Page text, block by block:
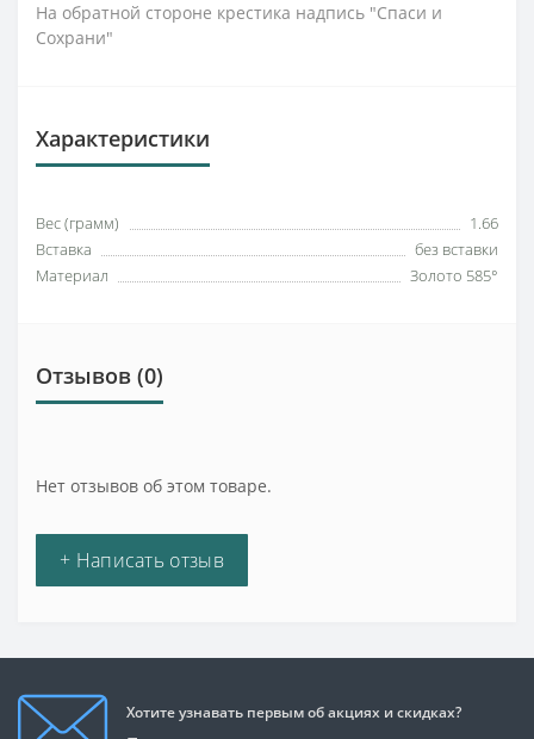
На обратной стороне крестика надпись "Спаси и
Сохрани"
Характеристики
Вес (грамм)
1.66
Вставка
без вставки
Материал
Золото 585°
Отзывов (0)
Нет отзывов об этом товаре.
+ Написать отзыв
Хотите узнавать первым об акциях и скидках?